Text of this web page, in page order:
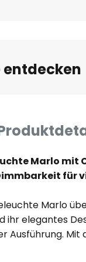
Marlo mit
für
Marlo
ihr elegantes
Ausführung. Mit
flexible